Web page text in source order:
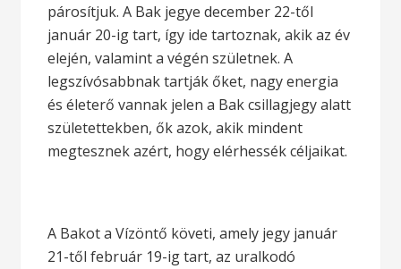
párosítjuk. A Bak jegye december 22-től
január 20-ig tart, így ide tartoznak, akik az év
elején, valamint a végén születnek. A
legszívósabbnak tartják őket, nagy energia
és életerő vannak jelen a Bak csillagjegy alatt
születettekben, ők azok, akik mindent
megtesznek azért, hogy elérhessék céljaikat.
A Bakot a Vízöntő követi, amely jegy január
21-től február 19-ig tart, az uralkodó